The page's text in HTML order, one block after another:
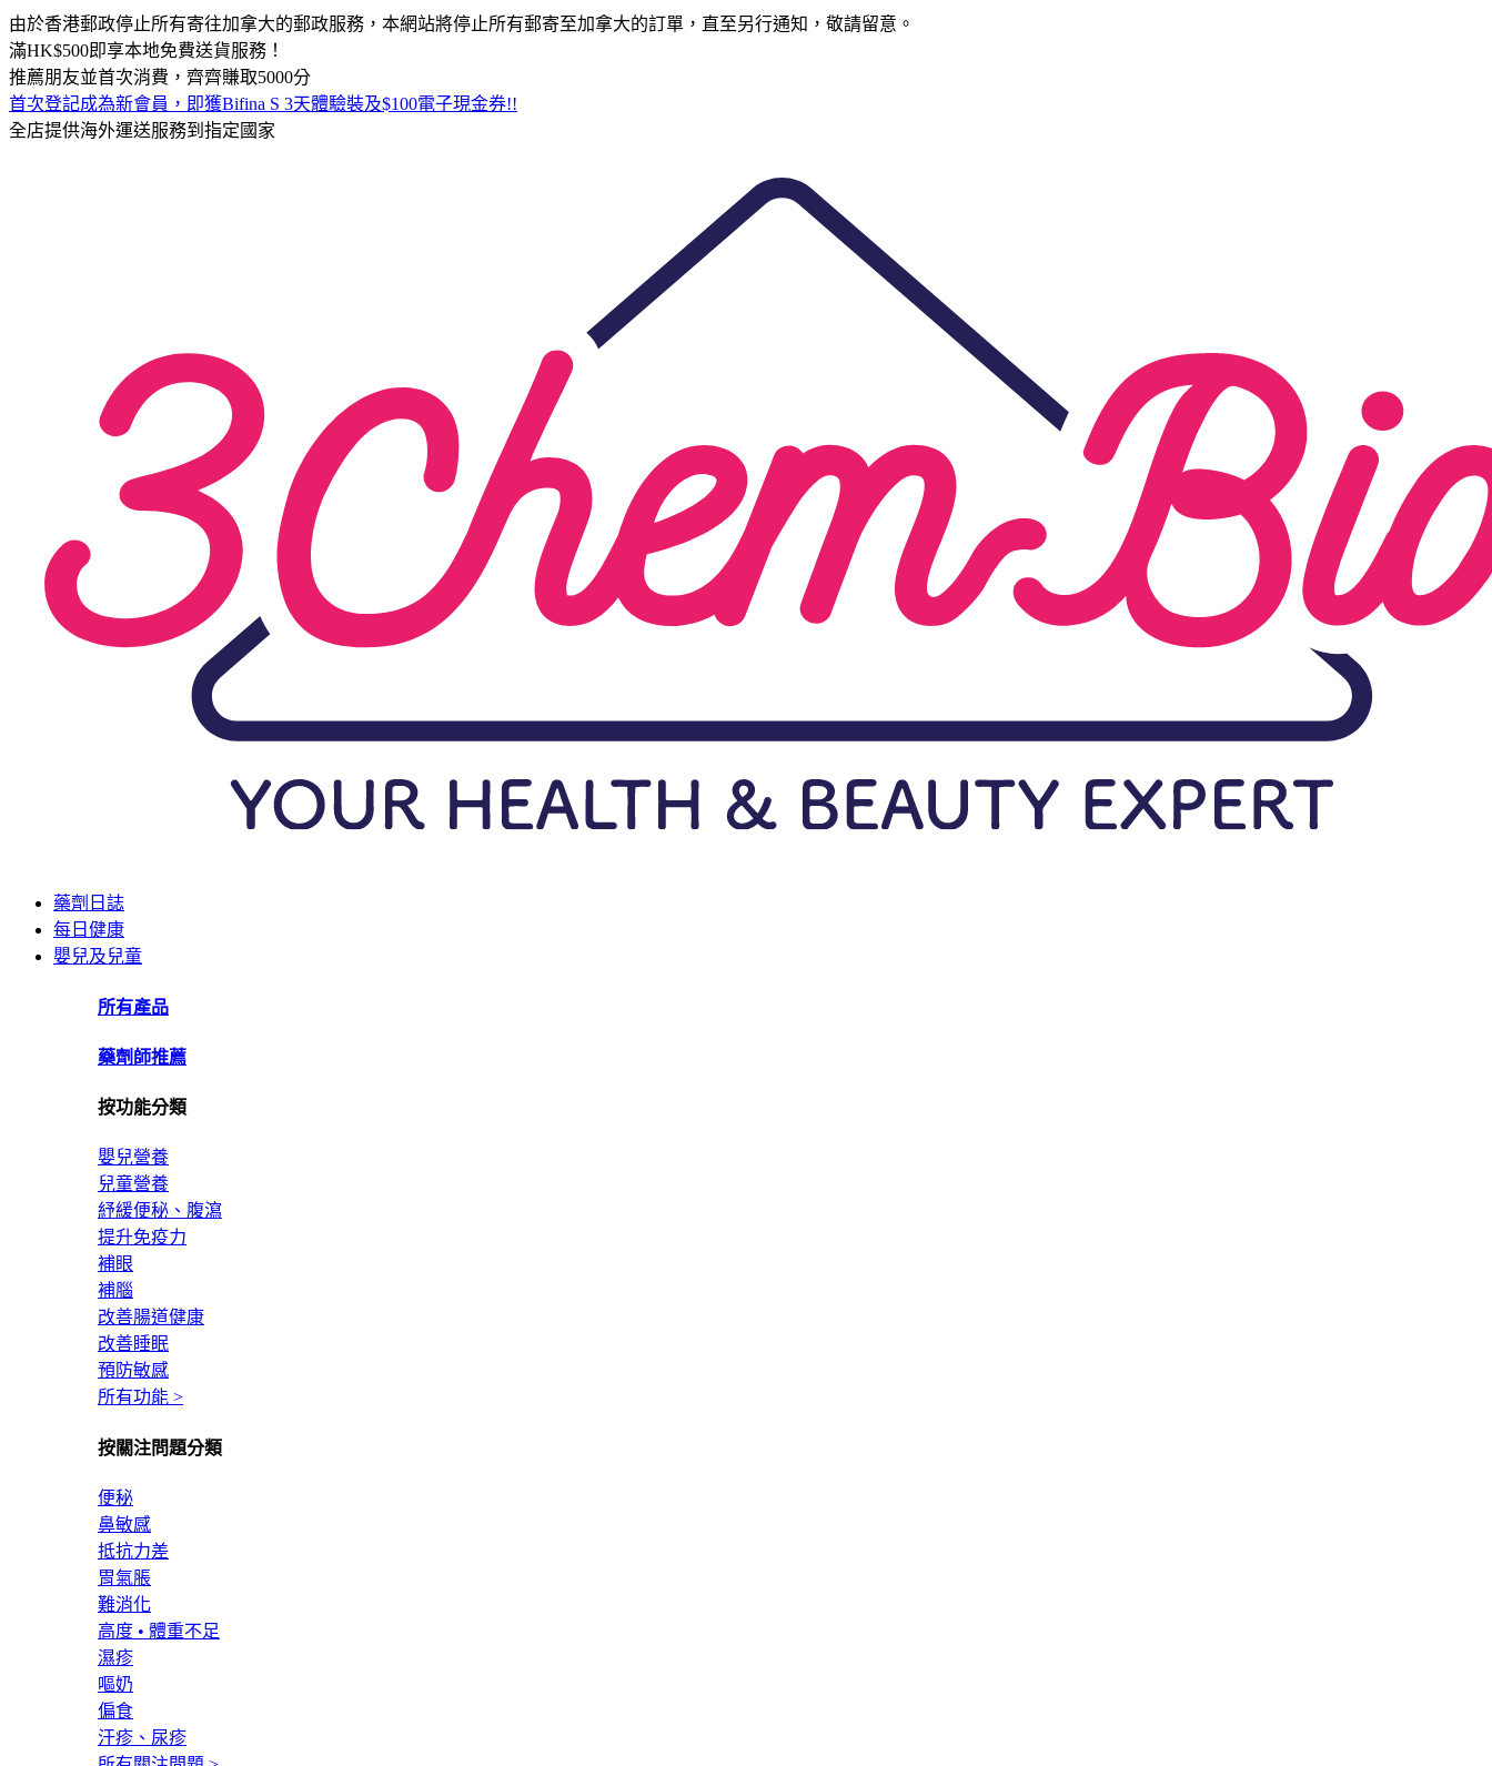
由於香港郵政停止所有寄往加拿大的郵政服務，本網站將停止所有郵寄至加拿大的訂單，直至另行通知，敬請留意。
滿HK$500即享本地免費送貨服務！
推薦朋友並首次消費，齊齊賺取5000分
首次登記成為新會員，即獲Bifina S 3天體驗裝及$100電子現金券!!
全店提供海外運送服務到指定國家
藥劑日誌
每日健康
嬰兒及兒童
所有產品
藥劑師推薦
按功能分類
嬰兒營養
兒童營養
紓緩便秘、腹瀉
提升免疫力
補眼
補腦
改善腸道健康
改善睡眠
預防敏感
所有功能 >
按關注問題分類
便秘
鼻敏感
抵抗力差
胃氣脹
難消化
高度 • 體重不足
濕疹
嘔奶
偏食
汗疹、尿疹